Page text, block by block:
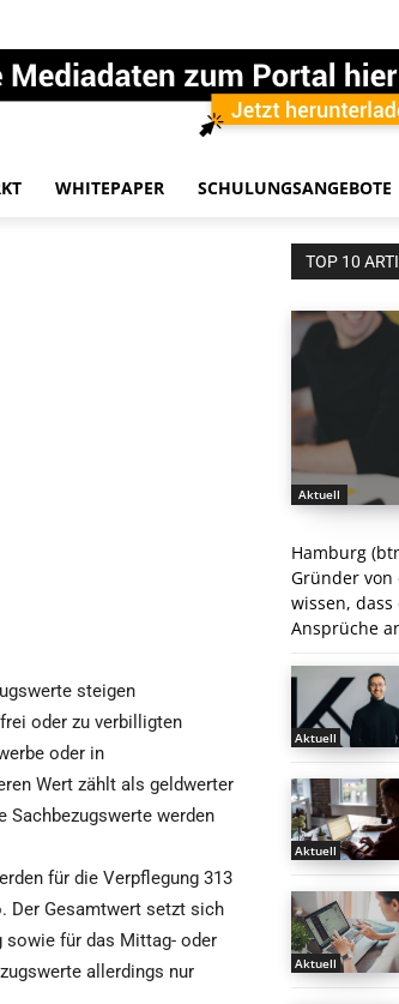
WHITEPAPER SCHULUNGSANGEBOTE
steigen
oder zu verbilligten
oder in
Wert zählt als geldwerter
Sachbezugswerte werden
für die Verpflegung 313
Der Gesamtwert setzt sich
sowie für das Mittag- oder
allerdings nur
TOP 10
Aktuell
Hamburg
Gründer von
wissen,
Ansprüche
Aktuell
Aktuell
Aktuell